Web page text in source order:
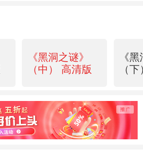
《黑洞之谜》
（中） 高清版
《
（